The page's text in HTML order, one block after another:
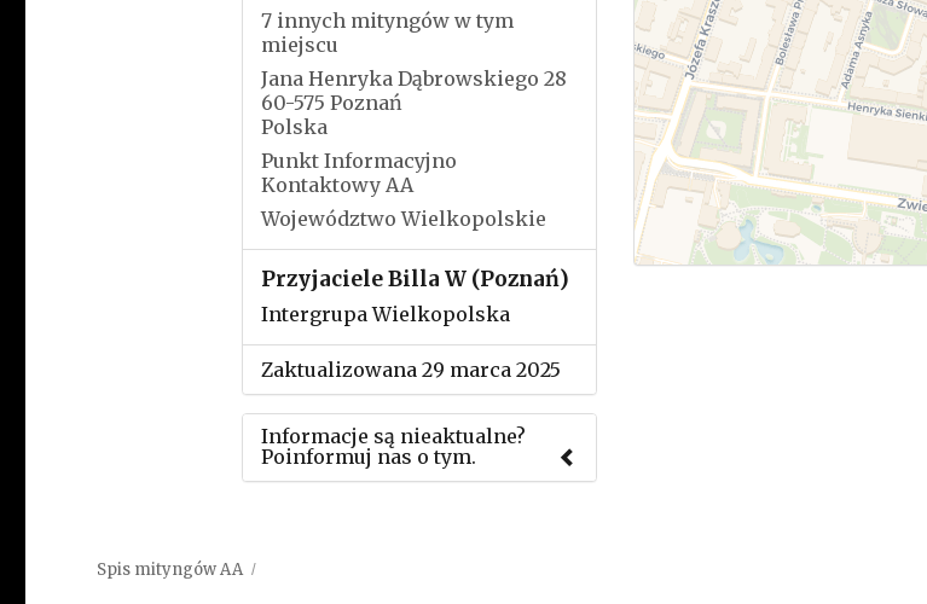
7 innych mityngów w tym
miejscu
Jana Henryka Dąbrowskiego 28
60-575 Poznań
Polska
Punkt Informacyjno
Kontaktowy AA
Województwo Wielkopolskie
Przyjaciele Billa W (Poznań)
Intergrupa Wielkopolska
Zaktualizowana 29 marca 2025
Informacje są nieaktualne?
Poinformuj nas o tym.
Spis mityngów AA